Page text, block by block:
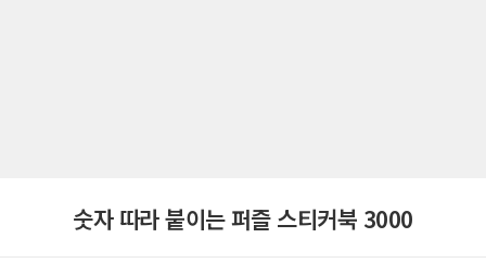
숫자 따라 붙이는 퍼즐 스티커북 3000